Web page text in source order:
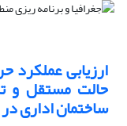
ارزیابی
حالت مستقل و
ساختمان اداری